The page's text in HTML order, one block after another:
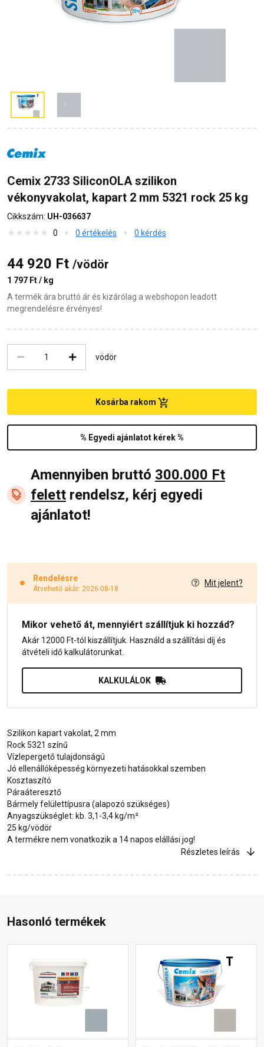
Cemix 2733 SiliconOLA szilikon
vékonyvakolat, kapart 2 mm 5321 rock 25 kg
Cikkszám: UH-036637
0
0 értékelés 0 kérdés
44 920 Ft /vödör
1 797 Ft / kg
A termék ára bruttó ár és kizárólag a webshopon leadott
megrendelésre érvényes!
vödör
% Egyedi ajánlatot kérek %
Kosárba rakom
Amennyiben bruttó 300.000 Ft
felett rendelsz, kérj egyedi
ajánlatot!
Rendelésre
Átvehető akár: 2026-08-18
Mit jelent?
Mikor vehető át, mennyiért szállítjuk ki hozzád?
Akár 12000 Ft-tól kiszállítjuk. Használd a szállítási díj és
átvételi idő kalkulátorunkat.
KALKULÁLOK
Szilikon kapart vakolat, 2 mm
Rock 5321 színű
Vízlepergető tulajdonságú
Jó ellenállóképesség környezeti hatásokkal szemben
Kosztaszító
Páraáteresztő
Bármely felülettípusra (alapozó szükséges)
Anyagszükséglet: kb. 3,1-3,4 kg/m²
25 kg/vödör
A termékre nem vonatkozik a 14 napos elállási jog!
Részletes leírás
Hasonló termékek